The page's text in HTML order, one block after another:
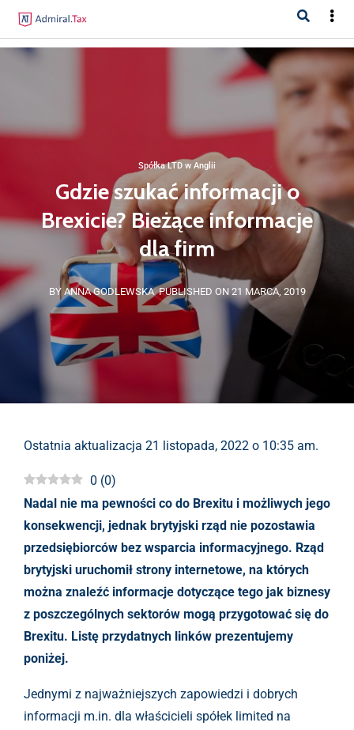
Spółka LTD w Anglii
Gdzie szukać informacji o
Brexicie? Bieżące informacje
dla firm
BY ANNA GODLEWSKA PUBLISHED ON 21 MARCA, 2019
Ostatnia aktualizacja 21 listopada, 2022 o 10:35 am.
0 (0)
Nadal nie ma pewności co do Brexitu i możliwych jego
konsekwencji, jednak brytyjski rząd nie pozostawia
przedsiębiorców bez wsparcia informacyjnego. Rząd
brytyjski uruchomił strony internetowe, na których
można znaleźć informacje dotyczące tego jak biznesy
z poszczególnych sektorów mogą przygotować się do
Brexitu. Listę przydatnych linków prezentujemy
poniżej.
Jednymi z najważniejszych zapowiedzi i dobrych
informacji m.in. dla właścicieli spółek limited na